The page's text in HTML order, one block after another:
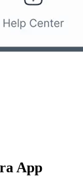
App